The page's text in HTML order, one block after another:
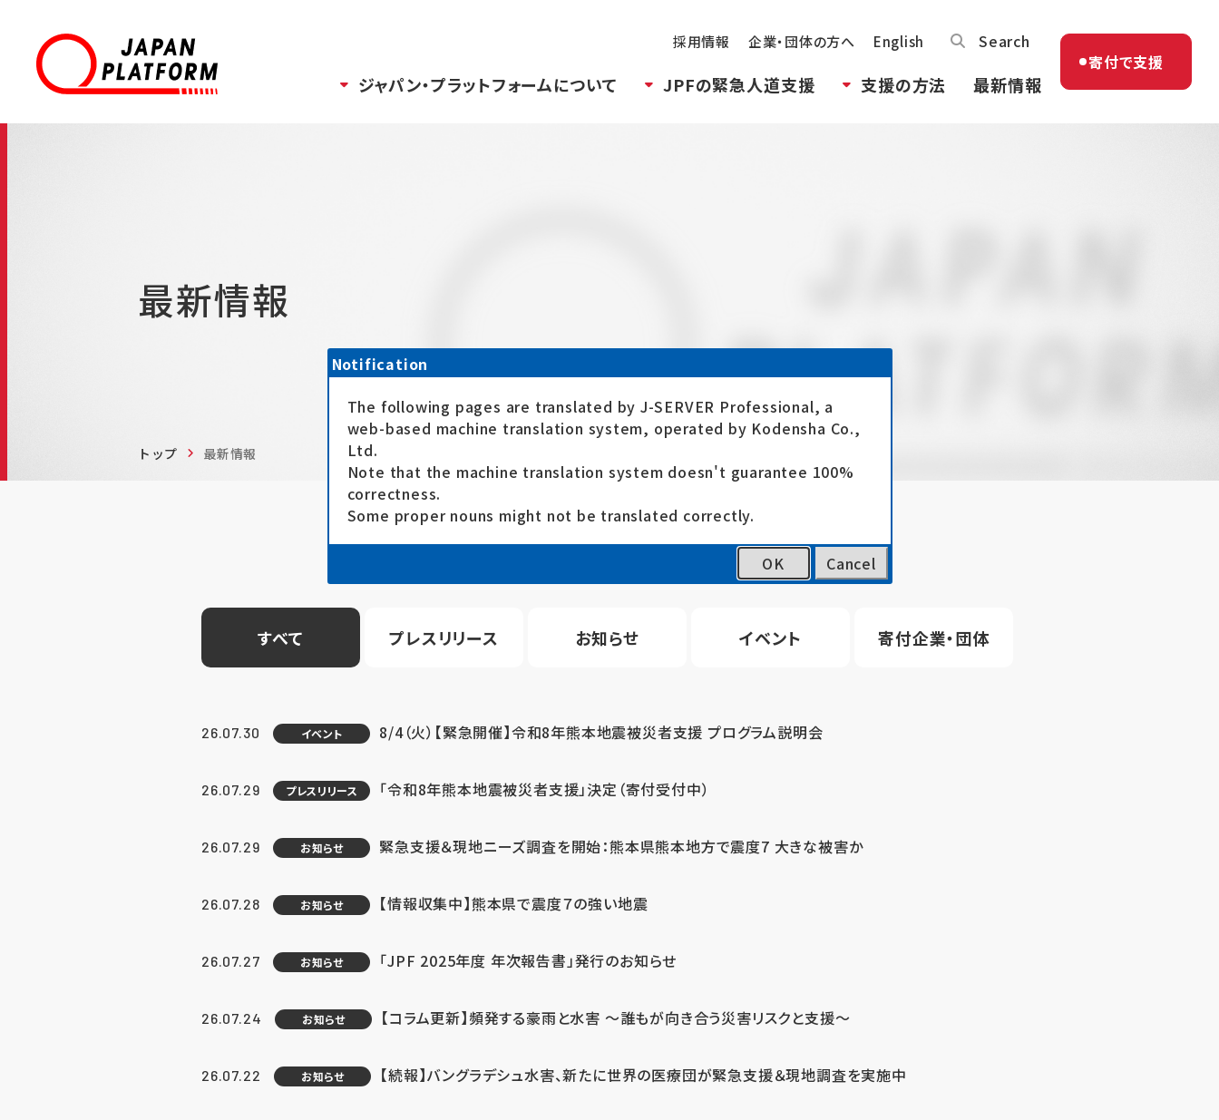
採用情報 企業・団体の方へ English Search
ジャパン・プラットフォームについて JPFの緊急人道支援 支援の方法 最新情報
寄付で支援
最新情報
トップ 最新情報
すべて プレスリリース お知らせ イベント 寄付企業・団体
26.07.30 イベント 8/4（火）【緊急開催】令和8年熊本地震被災者支援 プログラム説明会
26.07.29 プレスリリース 「令和8年熊本地震被災者支援」決定（寄付受付中）
26.07.29 お知らせ 緊急支援＆現地ニーズ調査を開始：熊本県熊本地方で震度7 大きな被害か
26.07.28 お知らせ 【情報収集中】熊本県で震度７の強い地震
26.07.27 お知らせ 「JPF 2025年度 年次報告書」発行のお知らせ
26.07.24 お知らせ 【コラム更新】頻発する豪雨と水害 ～誰もが向き合う災害リスクと支援～
26.07.22 お知らせ 【続報】バングラデシュ水害、新たに世界の医療団が緊急支援＆現地調査を実施中
Notification
The following pages are translated by J-SERVER Professional, a
web-based machine translation system, operated by Kodensha Co.,
Ltd.
Note that the machine translation system doesn't guarantee 100%
correctness.
Some proper nouns might not be translated correctly.
OK Cancel